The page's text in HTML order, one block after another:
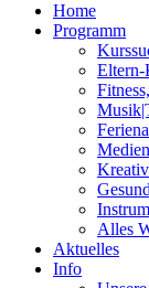
Home
Programm
Medien
Alles
Aktuelles
Info